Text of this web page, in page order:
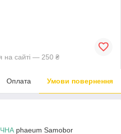
на сайті — 250 ₴
Оплата Умови повернення
phaeum Samobor